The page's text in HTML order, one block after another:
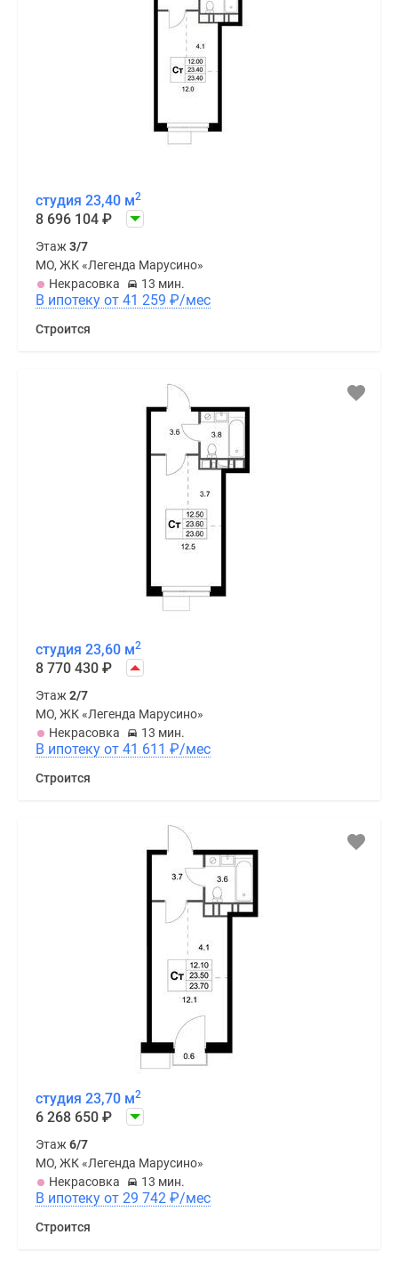
студия 23,40 м2
8 696 104 ₽
Этаж3/7
МО, ЖК «Легенда Марусино»
Некрасовка
13 мин.
В ипотеку от 41 259 ₽/мес
Строится
студия 23,60 м2
8 770 430 ₽
Этаж2/7
МО, ЖК «Легенда Марусино»
Некрасовка
13 мин.
В ипотеку от 41 611 ₽/мес
Строится
студия 23,70 м2
6 268 650 ₽
Этаж6/7
МО, ЖК «Легенда Марусино»
Некрасовка
13 мин.
В ипотеку от 29 742 ₽/мес
Строится